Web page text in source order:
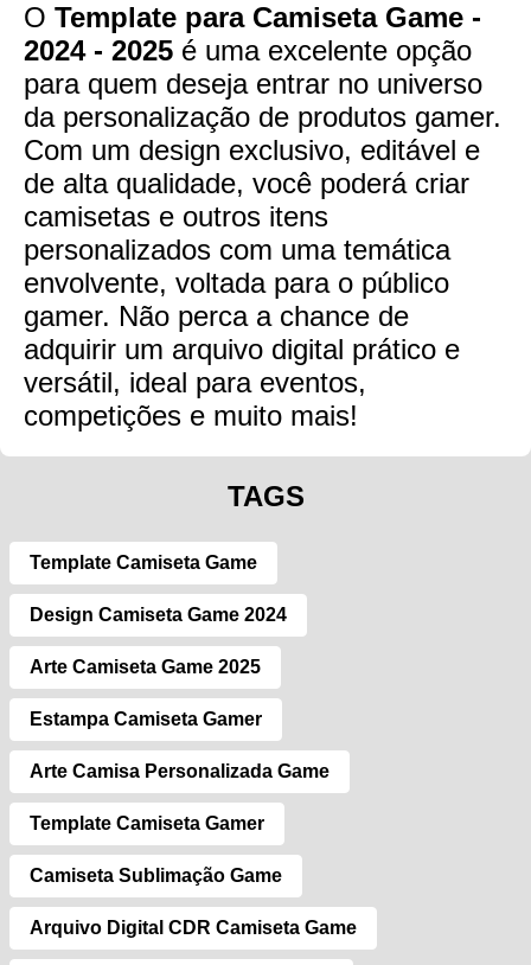
O Template para Camiseta Game -
2024 - 2025 é uma excelente opção
para quem deseja entrar no universo
da personalização de produtos gamer.
Com um design exclusivo, editável e
de alta qualidade, você poderá criar
camisetas e outros itens
personalizados com uma temática
envolvente, voltada para o público
gamer. Não perca a chance de
adquirir um arquivo digital prático e
versátil, ideal para eventos,
competições e muito mais!
TAGS
Template Camiseta Game
Design Camiseta Game 2024
Arte Camiseta Game 2025
Estampa Camiseta Gamer
Arte Camisa Personalizada Game
Template Camiseta Gamer
Camiseta Sublimação Game
Arquivo Digital CDR Camiseta Game